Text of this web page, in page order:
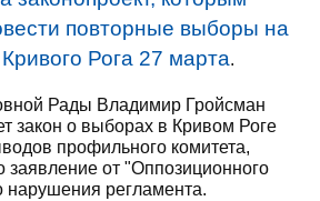
повторные выборы на
Рога 27 марта.
Рады Владимир Гройсман
закон о выборах в Кривом Роге
профильного комитета,
заявление от "Оппозиционного
нарушения регламента.